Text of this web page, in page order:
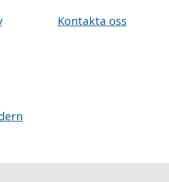
Kontakta oss